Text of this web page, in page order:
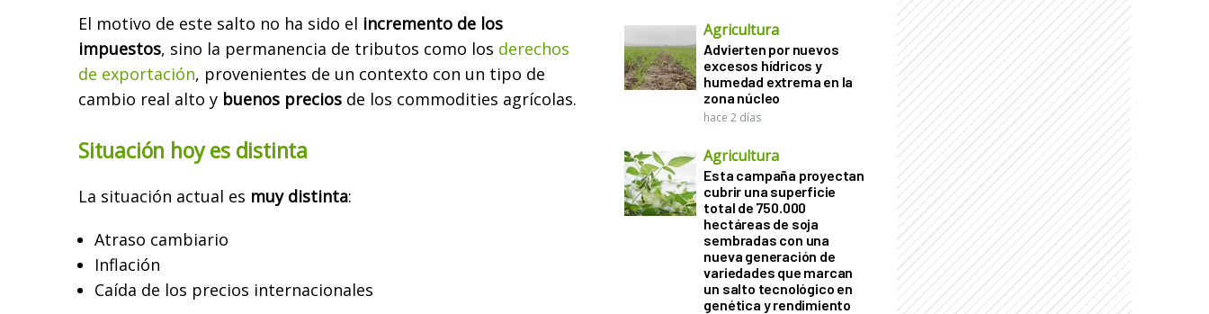
El motivo de este salto no ha sido el incremento de los
impuestos, sino la permanencia de tributos como los derechos
de exportación, provenientes de un contexto con un tipo de
cambio real alto y buenos precios de los commodities agrícolas.
Situación hoy es distinta
La situación actual es muy distinta:
Atraso cambiario
Inflación
Caída de los precios internacionales
Agricultura
Advierten por nuevos
excesos hídricos y
humedad extrema en la
zona núcleo
hace 2 días
Agricultura
Esta campaña proyectan
cubrir una superficie
total de 750.000
hectáreas de soja
sembradas con una
nueva generación de
variedades que marcan
un salto tecnológico en
genética y rendimiento